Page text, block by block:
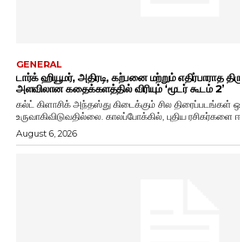
GENERAL
டார்க் ஹியூமர், அதிரடி, கற்பனை மற்றும் எதிர்பாராத
அளவிலான கதைக்களத்தில் விரியும் ‘மூடர் கூடம் 2’
கல்ட் கிளாசிக் அந்தஸ்து கிடைக்கும் சில திரைப்படங்கள்
உருவாகிவிடுவதில்லை. காலப்போக்கில், புதிய ரசிகர்களை
August 6, 2026